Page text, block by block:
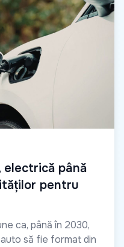
electrică până
pentru
ca, până în 2030,
să fie format din